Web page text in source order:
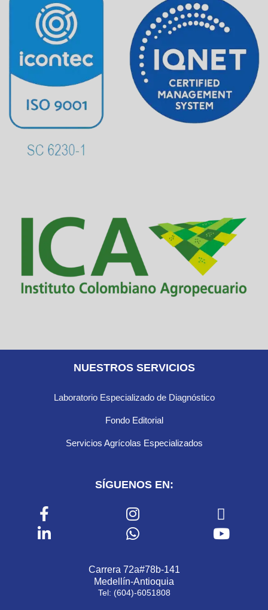
NUESTROS SERVICIOS
Laboratorio Especializado de Diagnóstico
Fondo Editorial
Servicios Agrícolas Especializados
SÍGUENOS EN:
Carrera 72a#78b-141
Medellín-Antioquia
Tel: (604)-6051808